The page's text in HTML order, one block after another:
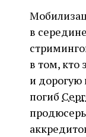
в
в том, кто
и дорогую
погиб